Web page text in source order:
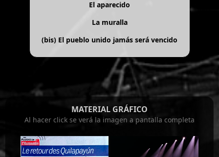
El aparecido
La muralla
(bis) El pueblo unido jamás será vencido
MATERIAL GRÁFICO
Al hacer click se verá la imagen a pantalla completa